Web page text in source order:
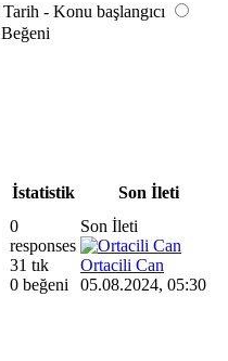
Tarih - Konu başlangıcı
Beğeni
İstatistik
Son İleti
0
responses
31 tık
0 beğeni
Son İleti
Ortacili Can
05.08.2024, 05:30